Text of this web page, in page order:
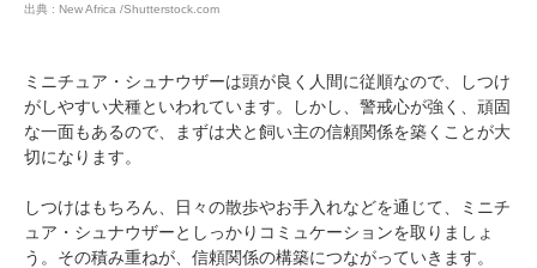
出典 : New Africa /Shutterstock.com
ミニチュア・シュナウザーは頭が良く人間に従順なので、しつけ
がしやすい犬種といわれています。しかし、警戒心が強く、頑固
な一面もあるので、まずは犬と飼い主の信頼関係を築くことが大
切になります。
しつけはもちろん、日々の散歩やお手入れなどを通じて、ミニチ
ュア・シュナウザーとしっかりコミュケーションを取りましょ
う。その積み重ねが、信頼関係の構築につながっていきます。